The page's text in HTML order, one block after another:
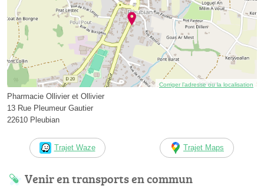
Corriger l’adresse ou la localisation
Pharmacie Ollivier et Ollivier
13 Rue Pleumeur Gautier
22610 Pleubian
Trajet Waze Trajet Maps
Venir en transports en commun